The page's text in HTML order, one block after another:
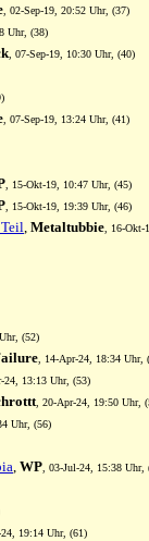
, 02-Sep-19, 20:52 Uhr, (37)
Uhr, (38)
, 07-Sep-19, 10:30 Uhr, (40)
, 07-Sep-19, 13:24 Uhr, (41)
, 15-Okt-19, 10:47 Uhr, (45)
, 15-Okt-19, 19:39 Uhr, (46)
, Metaltubbie , 16-
(52)
, 14-Apr-24, 18:34 Uhr,
24, 13:13 Uhr, (53)
, 20-Apr-24, 19:50 Uhr,
Uhr, (56)
, WP , 03-Jul-24, 15:38 Uhr,
24, 19:14 Uhr, (61)